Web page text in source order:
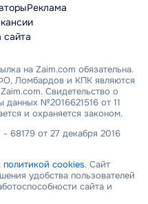
Реклама
сайта
на Zaim.com обязательна.
Ломбардов и КПК являются
Свидетельство о
данных №2016621516 от 11
и охраняется законом.
от 27 декабря 2016
политикой cookies. Сайт
удобства пользователей
сайта и